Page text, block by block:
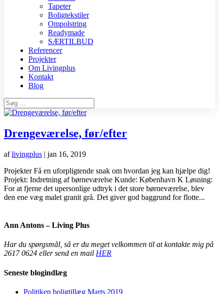
Tapeter
Boligtekstiler
Ompolstring
Readymade
SÆRTILBUD
Referencer
Projekter
Om Livingplus
Kontakt
Blog
Drengeværelse, før/efter
aflivingplus | jan 16, 2019
Projekter Få en uforpligtende snak om hvordan jeg kan hjælpe dig!
Projekt: Indretning af børneværelse Kunde: København K Løsning:
For at fjerne det upersonlige udtryk i det store børneværelse, blev
den ene væg malet granit grå. Det giver god baggrund for flotte...
Ann Antons – Living Plus
Har du spørgsmål, så er du meget velkommen til at kontakte mig på
2617 0624 eller send en mail HER
Seneste blogindlæg
Politiken boligtillæg Marts 2019